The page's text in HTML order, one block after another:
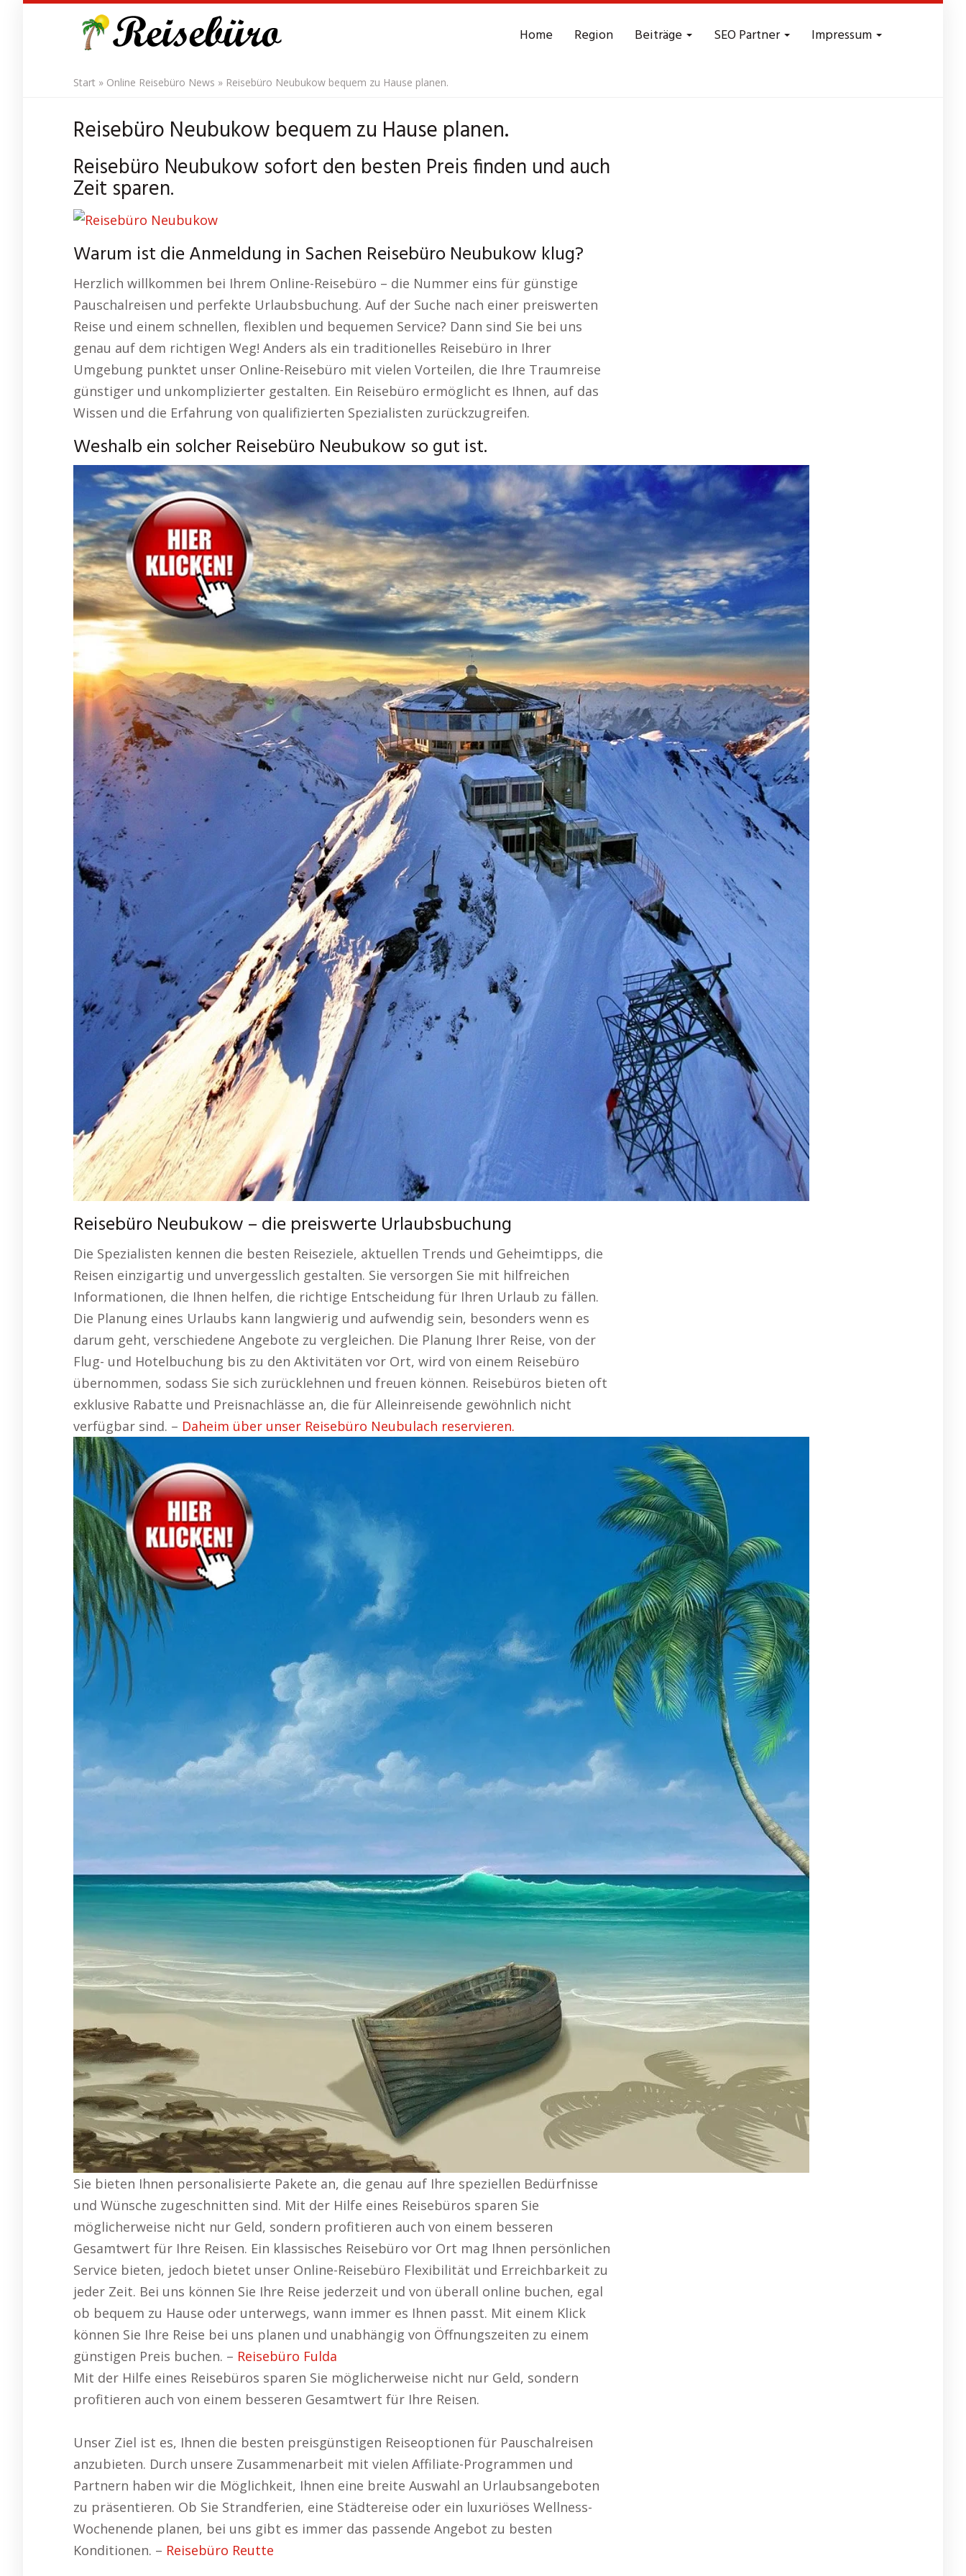
Home Region Beiträge SEO Partner Impressum
Start » Online Reisebüro News » Reisebüro Neubukow bequem zu Hause planen.
Reisebüro Neubukow bequem zu Hause planen.
Reisebüro Neubukow sofort den besten Preis finden und auch
Zeit sparen.
Warum ist die Anmeldung in Sachen Reisebüro Neubukow klug?
Herzlich willkommen bei Ihrem Online-Reisebüro – die Nummer eins für günstige
Pauschalreisen und perfekte Urlaubsbuchung. Auf der Suche nach einer preiswerten
Reise und einem schnellen, flexiblen und bequemen Service? Dann sind Sie bei uns
genau auf dem richtigen Weg! Anders als ein traditionelles Reisebüro in Ihrer
Umgebung punktet unser Online-Reisebüro mit vielen Vorteilen, die Ihre Traumreise
günstiger und unkomplizierter gestalten. Ein Reisebüro ermöglicht es Ihnen, auf das
Wissen und die Erfahrung von qualifizierten Spezialisten zurückzugreifen.
Weshalb ein solcher Reisebüro Neubukow so gut ist.
Reisebüro Neubukow – die preiswerte Urlaubsbuchung
Die Spezialisten kennen die besten Reiseziele, aktuellen Trends und Geheimtipps, die
Reisen einzigartig und unvergesslich gestalten. Sie versorgen Sie mit hilfreichen
Informationen, die Ihnen helfen, die richtige Entscheidung für Ihren Urlaub zu fällen.
Die Planung eines Urlaubs kann langwierig und aufwendig sein, besonders wenn es
darum geht, verschiedene Angebote zu vergleichen. Die Planung Ihrer Reise, von der
Flug- und Hotelbuchung bis zu den Aktivitäten vor Ort, wird von einem Reisebüro
übernommen, sodass Sie sich zurücklehnen und freuen können. Reisebüros bieten oft
exklusive Rabatte und Preisnachlässe an, die für Alleinreisende gewöhnlich nicht
verfügbar sind. – Daheim über unser Reisebüro Neubulach reservieren.
Sie bieten Ihnen personalisierte Pakete an, die genau auf Ihre speziellen Bedürfnisse
und Wünsche zugeschnitten sind. Mit der Hilfe eines Reisebüros sparen Sie
möglicherweise nicht nur Geld, sondern profitieren auch von einem besseren
Gesamtwert für Ihre Reisen. Ein klassisches Reisebüro vor Ort mag Ihnen persönlichen
Service bieten, jedoch bietet unser Online-Reisebüro Flexibilität und Erreichbarkeit zu
jeder Zeit. Bei uns können Sie Ihre Reise jederzeit und von überall online buchen, egal
ob bequem zu Hause oder unterwegs, wann immer es Ihnen passt. Mit einem Klick
können Sie Ihre Reise bei uns planen und unabhängig von Öffnungszeiten zu einem
günstigen Preis buchen. – Reisebüro Fulda
Mit der Hilfe eines Reisebüros sparen Sie möglicherweise nicht nur Geld, sondern
profitieren auch von einem besseren Gesamtwert für Ihre Reisen.
Unser Ziel ist es, Ihnen die besten preisgünstigen Reiseoptionen für Pauschalreisen
anzubieten. Durch unsere Zusammenarbeit mit vielen Affiliate-Programmen und
Partnern haben wir die Möglichkeit, Ihnen eine breite Auswahl an Urlaubsangeboten
zu präsentieren. Ob Sie Strandferien, eine Städtereise oder ein luxuriöses Wellness-
Wochenende planen, bei uns gibt es immer das passende Angebot zu besten
Konditionen. – Reisebüro Reutte